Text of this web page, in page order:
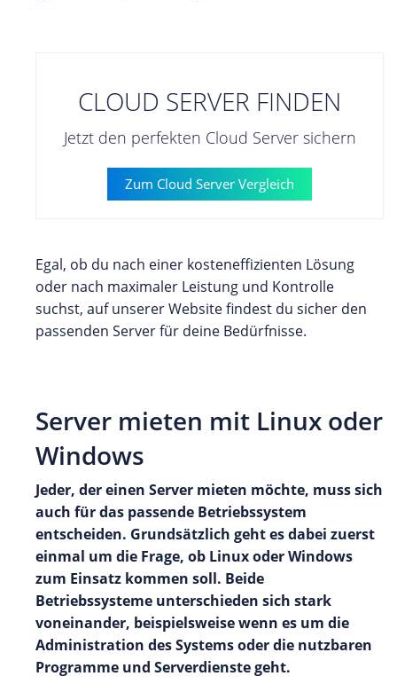
CLOUD SERVER FINDEN
Jetzt den perfekten Cloud Server sichern
Zum Cloud Server Vergleich
Egal, ob du nach einer kosteneffizienten Lösung
oder nach maximaler Leistung und Kontrolle
suchst, auf unserer Website findest du sicher den
passenden Server für deine Bedürfnisse.
Server mieten mit Linux oder
Windows
Jeder, der einen Server mieten möchte, muss sich
auch für das passende Betriebssystem
entscheiden. Grundsätzlich geht es dabei zuerst
einmal um die Frage, ob Linux oder Windows
zum Einsatz kommen soll. Beide
Betriebssysteme unterschieden sich stark
voneinander, beispielsweise wenn es um die
Administration des Systems oder die nutzbaren
Programme und Serverdienste geht.